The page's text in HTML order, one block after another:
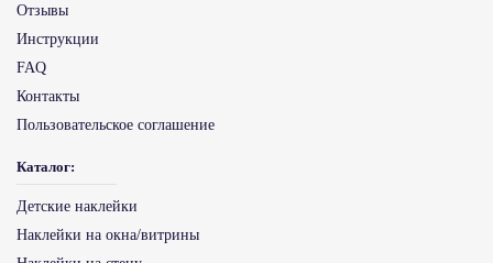
Отзывы
Инструкции
FAQ
Контакты
Пользовательское соглашение
Каталог:
Детские наклейки
Наклейки на окна/витрины